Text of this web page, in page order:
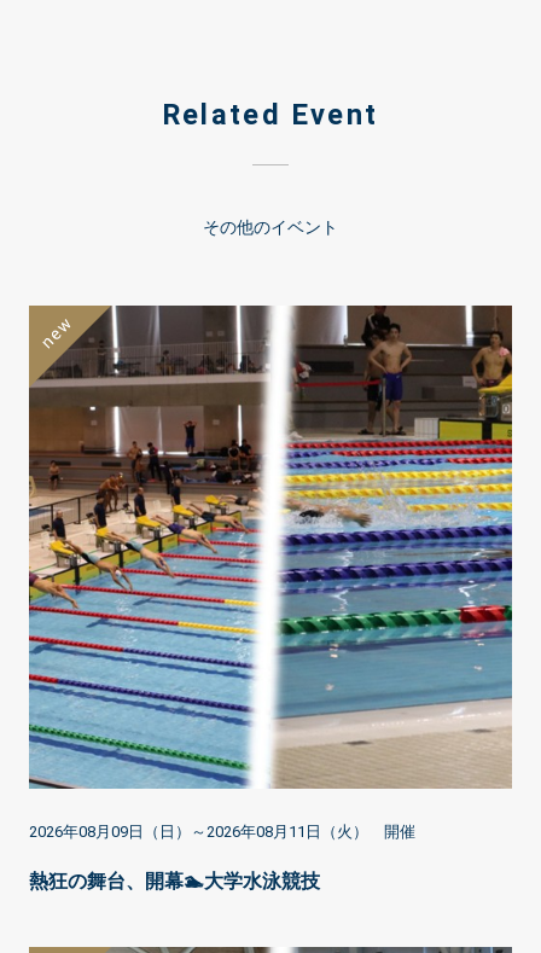
Related Event
その他のイベント
2026年08月09日（日）～2026年08月11日（火） 開催
熱狂の舞台、開幕🏊大学水泳競技